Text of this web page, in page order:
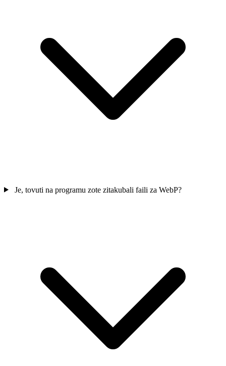
Je, tovuti na programu zote zitakubali faili za WebP?